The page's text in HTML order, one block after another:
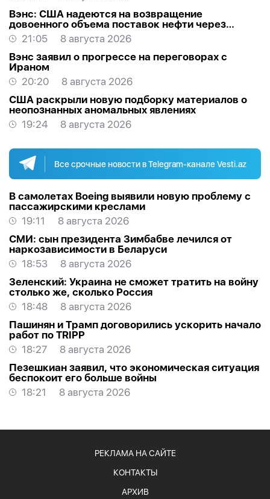
Вэнс: США надеются на возвращение
довоенного объема поставок нефти через
Ормуз
21:05
8 августа 2026
Вэнс заявил о прогрессе на переговорах с
Ираном
20:20
8 августа 2026
США раскрыли новую подборку материалов о
неопознанных аномальных явлениях
19:24
8 августа 2026
Все срочные новости в Telegram-канале Vesti.az
В самолетах Boeing выявили новую проблему с
пассажирскими креслами
19:11
8 августа 2026
СМИ: сын президента Зимбабве лечился от
наркозависимости в Беларуси
18:53
8 августа 2026
Зеленский: Украина не сможет тратить на войну
столько же, сколько Россия
18:48
8 августа 2026
Пашинян и Трамп договорились ускорить начало
работ по TRIPP
18:27
8 августа 2026
Пезешкиан заявил, что экономическая ситуация
беспокоит его больше войны
18:21
8 августа 2026
РЕКЛАМА НА САЙТЕ
КОНТАКТЫ
АРХИВ